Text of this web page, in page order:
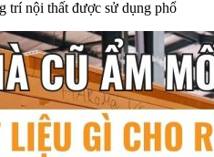
trí nội thất được sử dụng phổ